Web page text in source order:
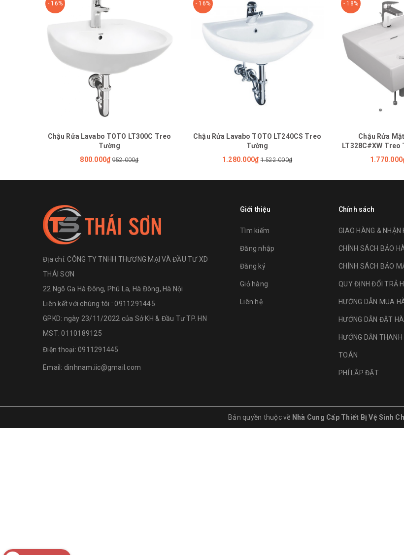
- 16%
Chậu Rửa Lavabo TOTO LT300C Treo
Tường
800.000₫ 952.000₫
- 16%
Chậu Rửa Lavabo TOTO LT240CS Treo
Tường
1.280.000₫ 1.522.000₫
- 18%
Chậu Rửa
LT328C#XW Treo
Địa chỉ:CÔNG TY TNHH THƯƠNG MẠI VÀ ĐẦU TƯ XD
THÁI SƠN
22 Ngõ Ga Hà Đông, Phú La, Hà Đông, Hà Nội
Liên kết với chúng tôi : 0911291445
GPKD: ngày 23/11/2022 của Sở KH & Đầu Tư TP. HN
MST: 0110189125
Điện thoại: 0911291445
Email: dinhnam.iic@gmail.com
Giới thiệu
Tìm kiếm
Đăng nhập
Đăng ký
Giỏ hàng
Liên hệ
Chính sách
GIAO HÀNG & NHẬN
CHÍNH SÁCH BẢO
CHÍNH SÁCH BẢO
QUY ĐỊNH ĐỔI TRẢ
HƯỚNG DẪN MUA
HƯỚNG DẪN ĐẶT
HƯỚNG DẪN THANH
TOÁN
PHÍ LẮP ĐẶT
Bản quyền thuộc về Nhà Cung Cấp Thiết Bị Vệ Sinh